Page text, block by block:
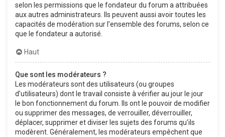
selon les permissions que le fondateur du forum a attribuées
aux autres administrateurs. Ils peuvent aussi avoir toutes les
capacités de modération sur l’ensemble des forums, selon ce
que le fondateur a autorisé.
Haut
Que sont les modérateurs ?
Les modérateurs sont des utilisateurs (ou groupes
d’utilisateurs) dont le travail consiste à vérifier au jour le jour
le bon fonctionnement du forum. Ils ont le pouvoir de modifier
ou supprimer des messages, de verrouiller, déverrouiller,
déplacer, supprimer et diviser les sujets des forums qu’ils
modèrent. Généralement, les modérateurs empêchent que